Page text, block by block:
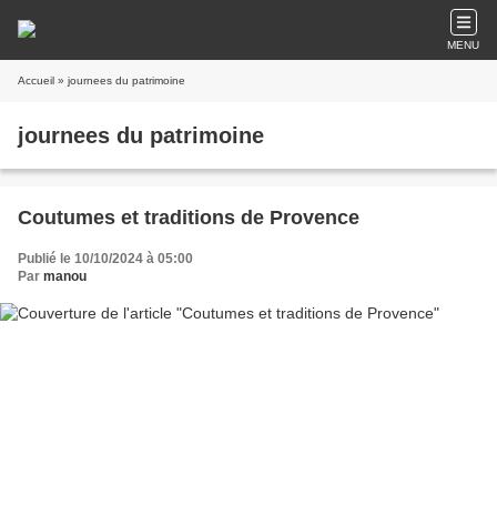
MENU
Accueil » journees du patrimoine
journees du patrimoine
Coutumes et traditions de Provence
Publié le 10/10/2024 à 05:00
Par manou